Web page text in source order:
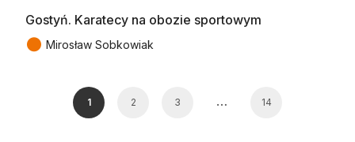
Gostyń. Karatecy na obozie sportowym
● Mirosław Sobkowiak
1 2 3 … 14